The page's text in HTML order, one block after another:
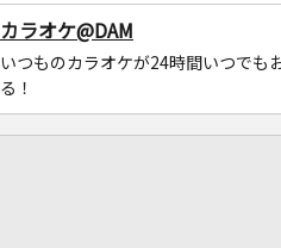
カラオケ@DAM
いつものカラオケが24時間いつでも
る！